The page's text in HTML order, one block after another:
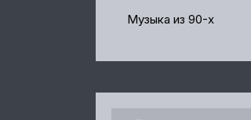
Музыка из 90-х